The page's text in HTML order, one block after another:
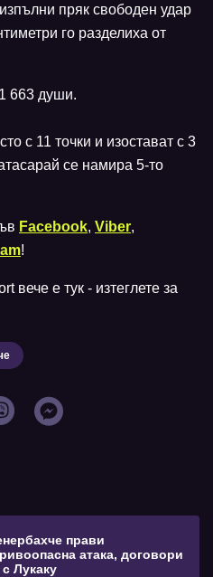
пряк свободен удар
го разделиха от
663 души.
с 11 точки и изостават с 3
се намира 5-то
Facebook, Viber,
!
вече е тук - изтеглете за
прави
атака, договори
с Лукаку